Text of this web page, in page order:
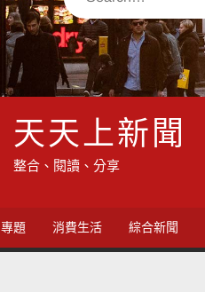
天天上新聞
整合、閱讀、分享
專題 消費生活 綜合新聞